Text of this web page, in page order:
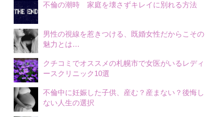
不倫の潮時 家庭を壊さずキレイに別れる方法
男性の視線を惹きつける、既婚女性だからこその
魅力とは…
クチコミでオススメの札幌市で女医がいるレディ
ースクリニック10選
不倫中に妊娠した子供、産む？産まない？後悔し
ない人生の選択